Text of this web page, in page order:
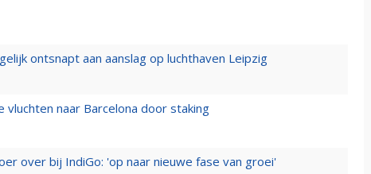
ontsnapt aan aanslag op luchthaven Leipzig
vluchten naar Barcelona door staking
over bij IndiGo: 'op naar nieuwe fase van groei'